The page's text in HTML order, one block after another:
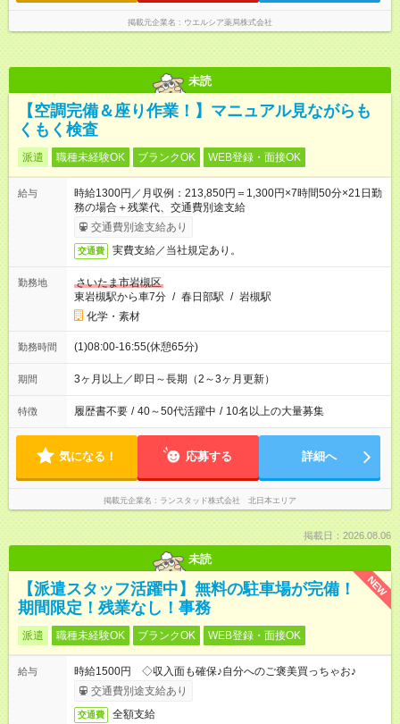
掲載元企業名 ウエルシア薬局株式会社
未読
【空調完備＆座り作業！】マニュアル見ながらも
くもく検査
派遣 職種未経験OK ブランクOK WEB登録・面接OK
給与
時給1300円／月収例：213,850円＝1,300円×7時間50分×21日勤
務の場合＋残業代、交通費別途支給
交通費別途支給あり
交通費 実費支給／当社規定あり。
勤務地
さいたま市岩槻区
東岩槻駅から車7分 / 春日部駅 / 岩槻駅
化学・素材
勤務時間 (1)08:00-16:55(休憩65分)
期間 3ヶ月以上／即日～長期（2～3ヶ月更新）
特徴 履歴書不要 / 40～50代活躍中 / 10名以上の大量募集
気になる！ 応募する 詳細へ
掲載元企業名 ランスタッド株式会社 北日本エリア
掲載日：2026.08.06
未読
NEW
【派遣スタッフ活躍中】無料の駐車場が完備！
期間限定！残業なし！事務
派遣 職種未経験OK ブランクOK WEB登録・面接OK
給与
時給1500円 ◇収入面も確保♪自分へのご褒美買っちゃお♪
交通費別途支給あり
交通費 全額支給